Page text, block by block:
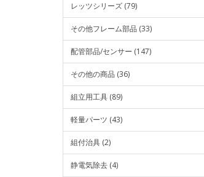
レッツシリーズ (79)
その他フレーム部品 (33)
配管部品/センサー (147)
その他の商品 (36)
組立用工具 (89)
軽量パーツ (43)
組付治具 (2)
静電気除去 (4)